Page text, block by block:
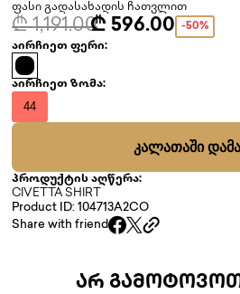
ფასი გადასახადის ჩათვლით
₾ 1,191.00₾ 596.00 -50%
აირჩიეთ ფერი:
აირჩიეთ ზომა:
44
ᲙᲐᲚᲐᲗᲐᲨᲘ
პროდუქტის აღწერა:
CIVETTA SHIRT
Product ID: 104713A2CO
Share with friend
ᲐᲠ